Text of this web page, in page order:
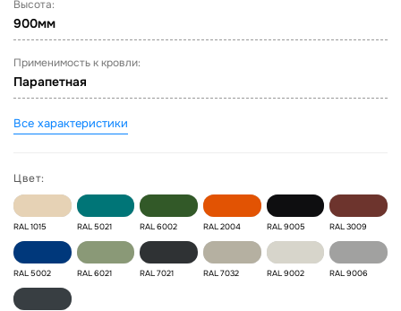
Высота:
900мм
Применимость к кровли:
Парапетная
Все характеристики
Цвет:
RAL 1015 RAL 5021 RAL 6002 RAL 2004 RAL 9005 RAL 3009
RAL 5002 RAL 6021 RAL 7021 RAL 7032 RAL 9002 RAL 9006